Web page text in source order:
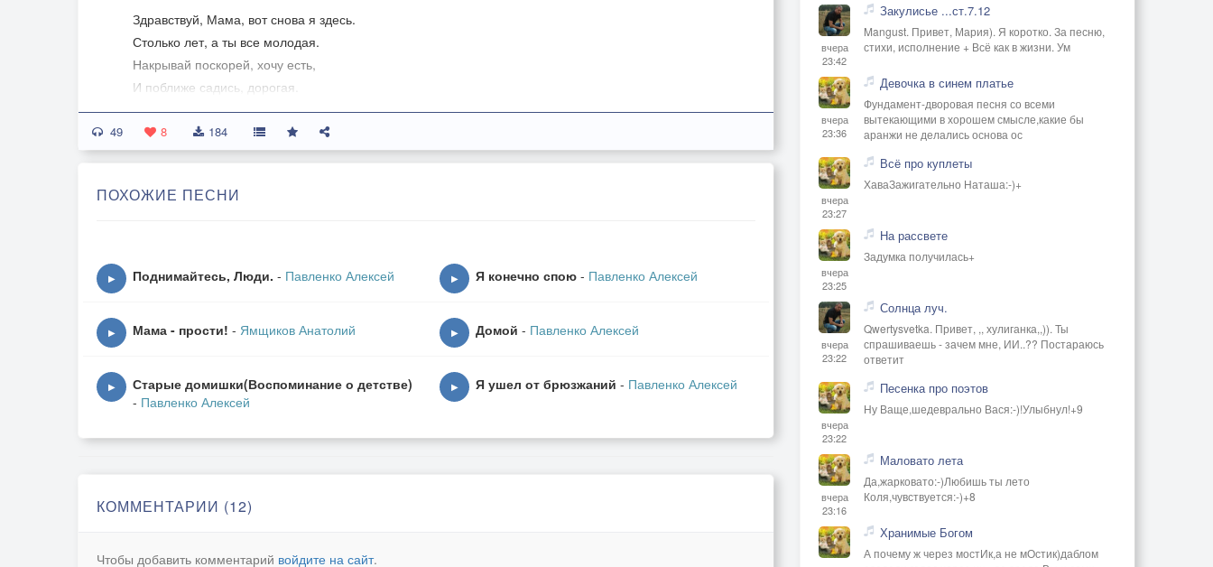
Здравствуй, Мама, вот снова я здесь.
Столько лет, а ты все молодая.
Накрывай поскорей, хочу есть,
И поближе садись, дорогая.
49 8 184
ПОХОЖИЕ ПЕСНИ
▶ Поднимайтесь, Люди. - Павленко Алексей ▶ Я конечно спою - Павленко Алексей
▶ Мама - прости! - Ямщиков Анатолий ▶ Домой - Павленко Алексей
▶
Старые домишки(Воспоминание о детстве)
- Павленко Алексей
▶ Я ушел от брюзжаний - Павленко Алексей
КОММЕНТАРИИ (12)
Чтобы добавить комментарий войдите на сайт.
вчера
23:42
Закулисье ...ст.7.12
Mangust. Привет, Мария). Я коротко. За песню,
стихи, исполнение + Всё как в жизни. Ум
вчера
23:36
Девочка в синем платье
Фундамент-дворовая песня со всеми
вытекающими в хорошем смысле,какие бы
аранжи не делались основа ос
вчера
23:27
Всё про куплеты
ХаваЗажигательно Наташа:-)+
вчера
23:25
На рассвете
Задумка получилась+
вчера
23:22
Солнца луч.
Qwertysvetka. Привет, ,, хулиганка,,)). Ты
спрашиваешь - зачем мне, ИИ..?? Постараюсь
ответит
вчера
23:22
Песенка про поэтов
Ну Ваще,шедеврально Вася:-)!Улыбнул!+9
вчера
23:16
Маловато лета
Да,жарковато:-)Любишь ты лето
Коля,чувствуется:-)+8
Хранимые Богом
А почему ж через мостИк,а не мОстик)даблом